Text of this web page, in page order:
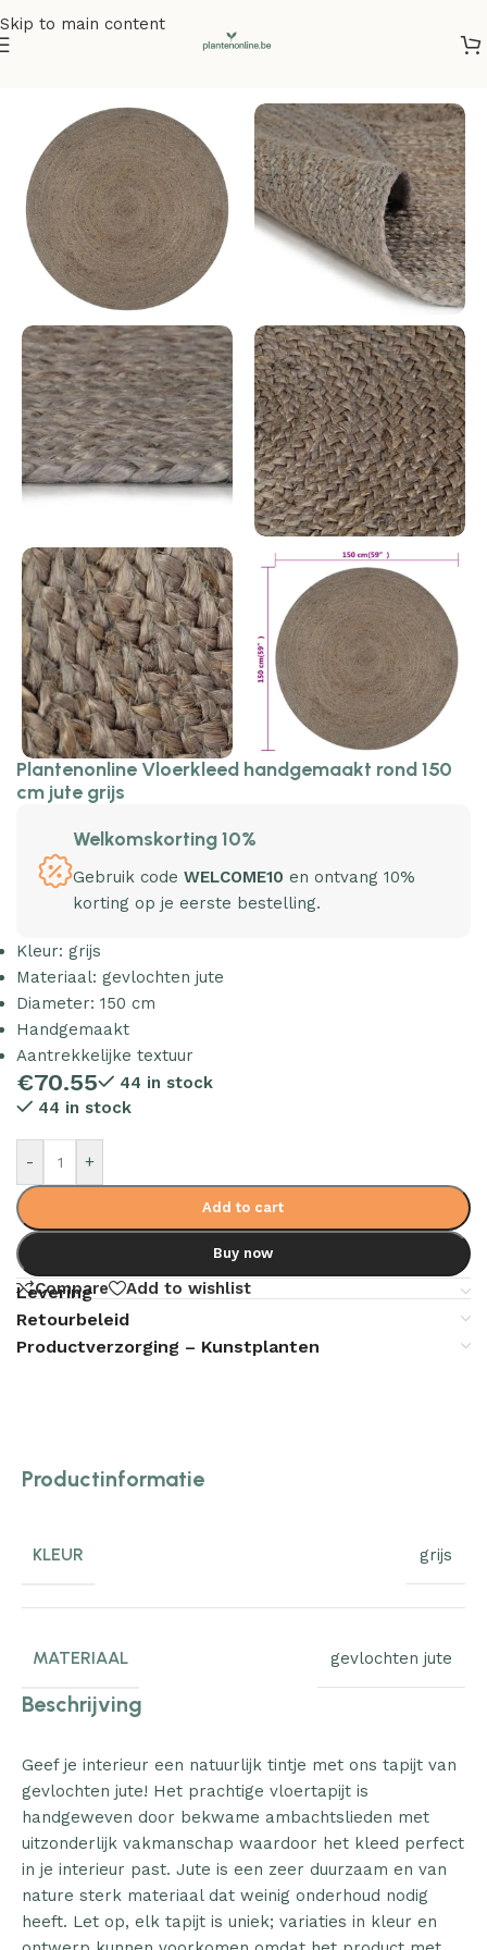
Skip to main content
Plantenonline Vloerkleed handgemaakt rond 150
cm jute grijs
Welkomskorting 10%
Gebruik code WELCOME10 en ontvang 10%
korting op je eerste bestelling.
Kleur: grijs
Materiaal: gevlochten jute
Diameter: 150 cm
Handgemaakt
Aantrekkelijke textuur
€70.55
44 in stock
44 in stock
- +
Add to cart
Buy now
Compare Add to wishlist
Levering
Retourbeleid
Productverzorging – Kunstplanten
Productinformatie
KLEUR grijs
MATERIAAL gevlochten jute
Beschrijving
Geef je interieur een natuurlijk tintje met ons tapijt van
gevlochten jute! Het prachtige vloertapijt is
handgeweven door bekwame ambachtslieden met
uitzonderlijk vakmanschap waardoor het kleed perfect
in je interieur past. Jute is een zeer duurzaam en van
nature sterk materiaal dat weinig onderhoud nodig
heeft. Let op, elk tapijt is uniek; variaties in kleur en